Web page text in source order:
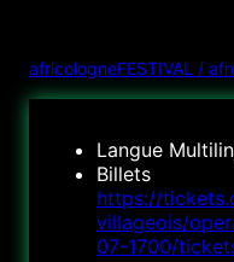
africologneFESTIVAL /
Langue
Billets
https://
villageois/
07-1700/